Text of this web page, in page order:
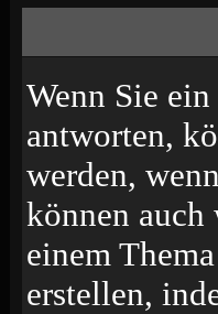
Wenn Sie
antworten,
werden,
können
einem
erstellen,